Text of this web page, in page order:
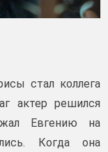
стал коллега
актер решился
Евгению на
Когда она